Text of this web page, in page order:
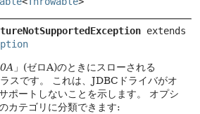
0A 」(ゼロA)のときにスローされる
スです。
これは、JDBCドライバがオ
ポートしないことを示します。
オプシ
カテゴリに分類できます: